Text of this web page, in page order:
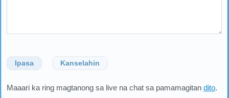
Ipasa Kanselahin
Maaari ka ring magtanong sa live na chat sa pamamagitan dito.